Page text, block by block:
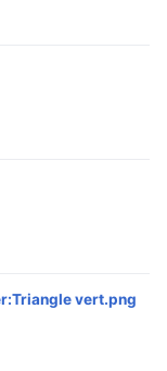
vert.png